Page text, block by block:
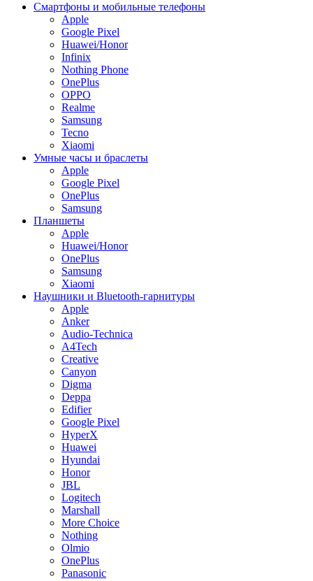
Смартфоны и мобильные телефоны
Apple
Google Pixel
Huawei/Honor
Infinix
Nothing Phone
OnePlus
OPPO
Realme
Samsung
Tecno
Xiaomi
Умные часы и браслеты
Apple
Google Pixel
OnePlus
Samsung
Планшеты
Apple
Huawei/Honor
OnePlus
Samsung
Xiaomi
Наушники и Bluetooth-гарнитуры
Apple
Anker
Audio-Technica
A4Tech
Creative
Canyon
Digma
Deppa
Edifier
Google Pixel
HyperX
Huawei
Hyundai
Honor
JBL
Logitech
Marshall
More Choice
Nothing
Olmio
OnePlus
Panasonic